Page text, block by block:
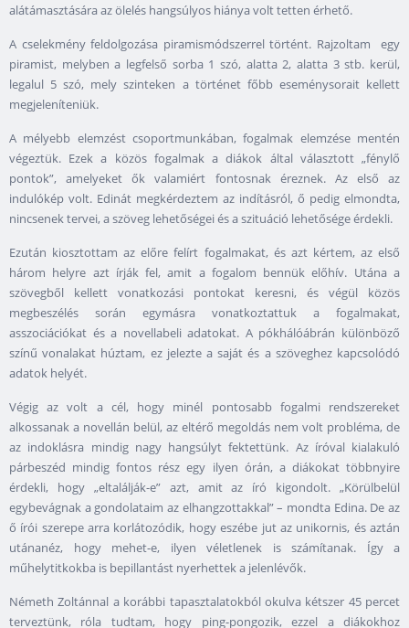
alátámasztására az ölelés hangsúlyos hiánya volt tetten érhető.
A cselekmény feldolgozása piramismódszerrel történt. Rajzoltam egy
piramist, melyben a legfelső sorba 1 szó, alatta 2, alatta 3 stb. kerül,
legalul 5 szó, mely szinteken a történet főbb eseménysorait kellett
megjeleníteniük.
A mélyebb elemzést csoportmunkában, fogalmak elemzése mentén
végeztük. Ezek a közös fogalmak a diákok által választott „fénylő
pontok”, amelyeket ők valamiért fontosnak éreznek. Az első az
indulókép volt. Edinát megkérdeztem az indításról, ő pedig elmondta,
nincsenek tervei, a szöveg lehetőségei és a szituáció lehetősége érdekli.
Ezután kiosztottam az előre felírt fogalmakat, és azt kértem, az első
három helyre azt írják fel, amit a fogalom bennük előhív. Utána a
szövegből kellett vonatkozási pontokat keresni, és végül közös
megbeszélés során egymásra vonatkoztattuk a fogalmakat,
asszociációkat és a novellabeli adatokat. A pókhálóábrán különböző
színű vonalakat húztam, ez jelezte a saját és a szöveghez kapcsolódó
adatok helyét.
Végig az volt a cél, hogy minél pontosabb fogalmi rendszereket
alkossanak a novellán belül, az eltérő megoldás nem volt probléma, de
az indoklásra mindig nagy hangsúlyt fektettünk. Az íróval kialakuló
párbeszéd mindig fontos rész egy ilyen órán, a diákokat többnyire
érdekli, hogy „eltalálják-e” azt, amit az író kigondolt. „Körülbelül
egybevágnak a gondolataim az elhangzottakkal” – mondta Edina. De az
ő írói szerepe arra korlátozódik, hogy eszébe jut az unikornis, és aztán
utánanéz, hogy mehet-e, ilyen véletlenek is számítanak. Így a
műhelytitkokba is bepillantást nyerhettek a jelenlévők.
Németh Zoltánnal a korábbi tapasztalatokból okulva kétszer 45 percet
terveztünk, róla tudtam, hogy ping-pongozik, ezzel a diákokhoz